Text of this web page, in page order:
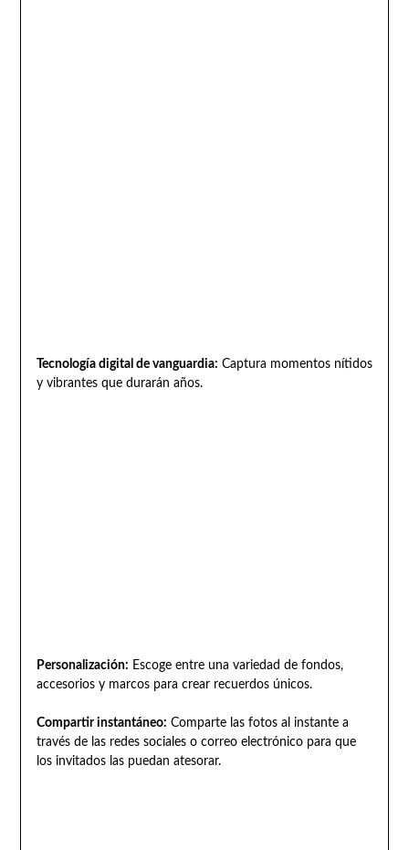
Tecnología digital de vanguardia: Captura momentos nítidos
y vibrantes que durarán años.
Personalización: Escoge entre una variedad de fondos,
accesorios y marcos para crear recuerdos únicos.
Compartir instantáneo: Comparte las fotos al instante a
través de las redes sociales o correo electrónico para que
los invitados las puedan atesorar.